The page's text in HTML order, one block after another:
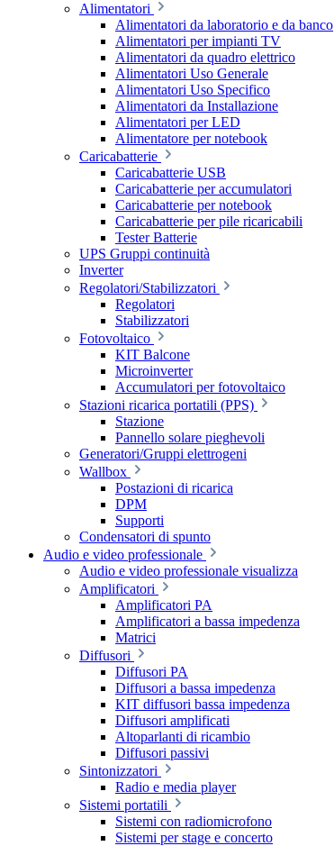
Alimentatori
Alimentatori da laboratorio e da banco
Alimentatori per impianti TV
Alimentatori da quadro elettrico
Alimentatori Uso Generale
Alimentatori Uso Specifico
Alimentatori da Installazione
Alimentatori per LED
Alimentatore per notebook
Caricabatterie
Caricabatterie USB
Caricabatterie per accumulatori
Caricabatterie per notebook
Caricabatterie per pile ricaricabili
Tester Batterie
UPS Gruppi continuità
Inverter
Regolatori/Stabilizzatori
Regolatori
Stabilizzatori
Fotovoltaico
KIT Balcone
Microinverter
Accumulatori per fotovoltaico
Stazioni ricarica portatili (PPS)
Stazione
Pannello solare pieghevoli
Generatori/Gruppi elettrogeni
Wallbox
Postazioni di ricarica
DPM
Supporti
Condensatori di spunto
Audio e video professionale
Audio e video professionale visualizza
Amplificatori
Amplificatori PA
Amplificatori a bassa impedenza
Matrici
Diffusori
Diffusori PA
Diffusori a bassa impedenza
KIT diffusori bassa impedenza
Diffusori amplificati
Altoparlanti di ricambio
Diffusori passivi
Sintonizzatori
Radio e media player
Sistemi portatili
Sistemi con radiomicrofono
Sistemi per stage e concerto